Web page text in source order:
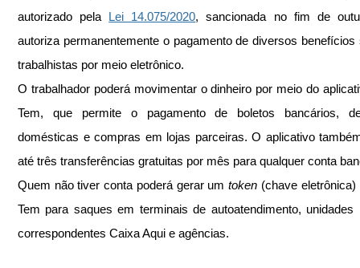
autorizado pela Lei 14.075/2020, sancionada no fim de
autoriza permanentemente o pagamento de diversos benefícios
trabalhistas por meio eletrônico.
O trabalhador poderá movimentar o dinheiro por meio do
Tem, que permite o pagamento de boletos bancários,
domésticas e compras em lojas parceiras. O aplicativo
até três transferências gratuitas por mês para qualquer conta
Quem não tiver conta poderá gerar um token (chave eletrônica)
Tem para saques em terminais de autoatendimento, unidades
correspondentes Caixa Aqui e agências.